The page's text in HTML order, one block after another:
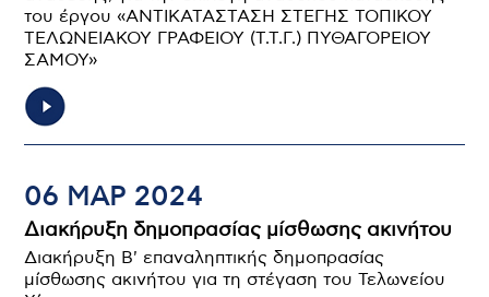
του έργου «ΑΝΤΙΚΑΤΑΣΤΑΣΗ ΣΤΕΓΗΣ ΤΟΠΙΚΟΥ
ΤΕΛΩΝΕΙΑΚΟΥ ΓΡΑΦΕΙΟΥ (Τ.Τ.Γ.) ΠΥΘΑΓΟΡΕΙΟΥ
ΣΑΜΟΥ»
06 ΜΑΡ 2024
Διακήρυξη δημοπρασίας μίσθωσης ακινήτου
Διακήρυξη Β' επαναληπτικής δημοπρασίας
μίσθωσης ακινήτου για τη στέγαση του Τελωνείου